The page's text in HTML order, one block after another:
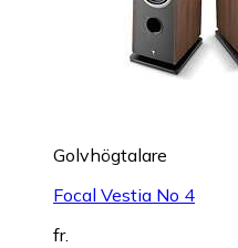
Golvhögtalare
Focal Vestia No 4
fr.